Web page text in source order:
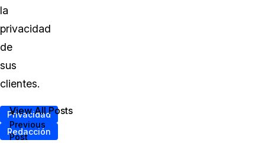
la
privacidad
de
sus
clientes.
Privacidad
Redacción
<
Previous
Post
View All Posts